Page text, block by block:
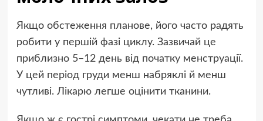
Якщо обстеження планове, його часто радять
робити у першій фазі циклу. Зазвичай це
приблизно 5–12 день від початку менструації.
У цей період груди менш набряклі й менш
чутливі. Лікарю легше оцінити тканини.